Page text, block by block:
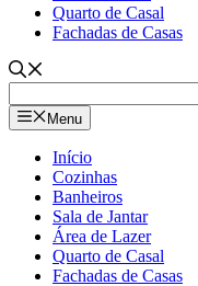
Quarto de Casal
Fachadas de Casas
Menu
Início
Cozinhas
Banheiros
Sala de Jantar
Área de Lazer
Quarto de Casal
Fachadas de Casas